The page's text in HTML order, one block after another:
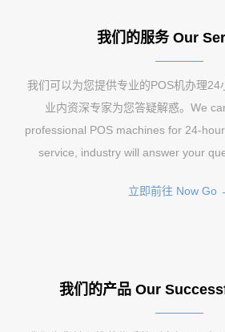
我们的服务 Our
我们可以为您提供专业的POS机办理24
业内资深专家为您答疑解惑。We
professional POS machines for 24-
service, industry will answer your
立即前往 Now Go
我们的产品 Our